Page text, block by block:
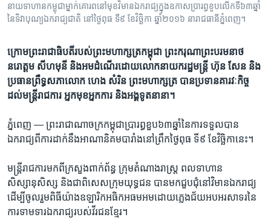
ទៅ​
ស្វែង​
ភាសា
នាយទាហានកម្ពុជាម្នាក់គោរពនៅមុខវិមានឯករាជ្យក្នុងឧកាសប្រារព្ធខួបលើកទី៦៣ឆ្នាំ
នៃទិវាបុណ្យឯករាជ្យជាតិ នៅថ្ងៃពុធ ទី៩ ខែវិច្ឆិកា ឆ្នាំ២០១៦ នារាជធានីភ្នំពេញ។
ក្រោម​ព្រះ​រាជាធិបតី​របស់​​ព្រះ​មហាក្សត្រ​កម្ពុជា ព្រះ​ករុណា​ព្រះ​បរមនាថ​
នរោត្តម​ សីហមុនី​ និង​អម​ដំណើរ​ដោយ​លោក​នាយក​រដ្ឋ​មន្ត្រី ហ៊ុន សែន និង​​
ប្រធាន​ព្រឹទ្ធ​សភា​លោក ​ហេង សំរិន ព្រះមហាក្សត្រ បាន​​ប្រទាន​គារវៈកិច្ច​
ដល់​មន្ត្រី​រាជការ​ អ្នក​មុខ​អ្នក​ការ និង​អង្គ​ទូត​នានា។
ភ្នំពេញ — ព្រះ​រាជា​ណា​ចក្រ​កម្ពុជា​ប្រារព្ធ​ខួប​៦៣ឆ្នាំ​នៃ​ការ​ទទួល​បាន​
ឯករាជ្យ​ពី​ការ​ដាក់​នឹង​អាណា​និគម​បារាំង​នៅ​ព្រឹក​ថ្ងៃ​ពុធ ទី​៩ ខែ​វិច្ឆិកា​នេះ។
មន្ត្រី​រាជ​ការ​មកពី​ក្រសួង​ពាក់​ព័ន្ធ ក្រុម​តំណាងរាស្ត្រ​ ពល​ទាហាន
សិស្សានុសិស្ស​ និង​ជា​ពិសេស​ក្រុម​យុទ្ធជន​ បាន​មក​ជួប​ជុំ​នៅ​វិមាន​ឯករាជ្យ
ដើម្បី​ចូលរួម​ពិធី​យ៉ាង​ឧឡារិក​អធិក​អធម​អម​ដោយ​ភ្លេង​ជ័យ​អបអរ​សាទរ​នៃ​
ការ​ទាម​ទារ​ឯករាជ្យ​របស់​វីរជន​ខ្មែរ។​